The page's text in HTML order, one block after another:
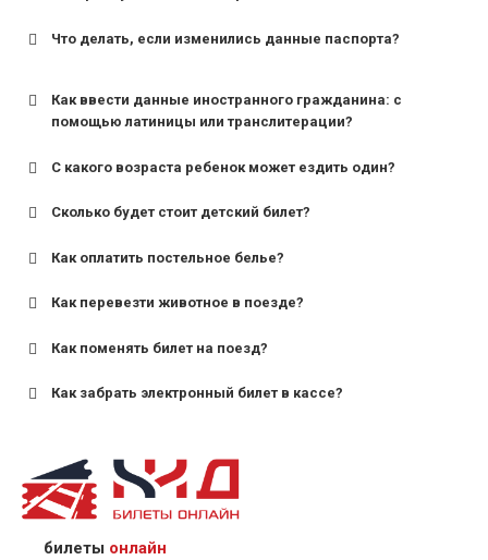
Что делать, если изменились данные паспорта?
Как ввести данные иностранного гражданина: с
помощью латиницы или транслитерации?
С какого возраста ребенок может ездить один?
для поездов дальнего следования — от 10 лет и
для пригородных поездов — от 7 лет.
Сколько будет стоит детский билет?
Как оплатить постельное белье?
Как перевезти животное в поезде?
Как поменять билет на поезд?
Как забрать электронный билет в кассе?
назвав кассиру 14-значный номер заказа;
предъявив удостоверение личности пассажира, на
кого оформлен билет.
билеты онлайн